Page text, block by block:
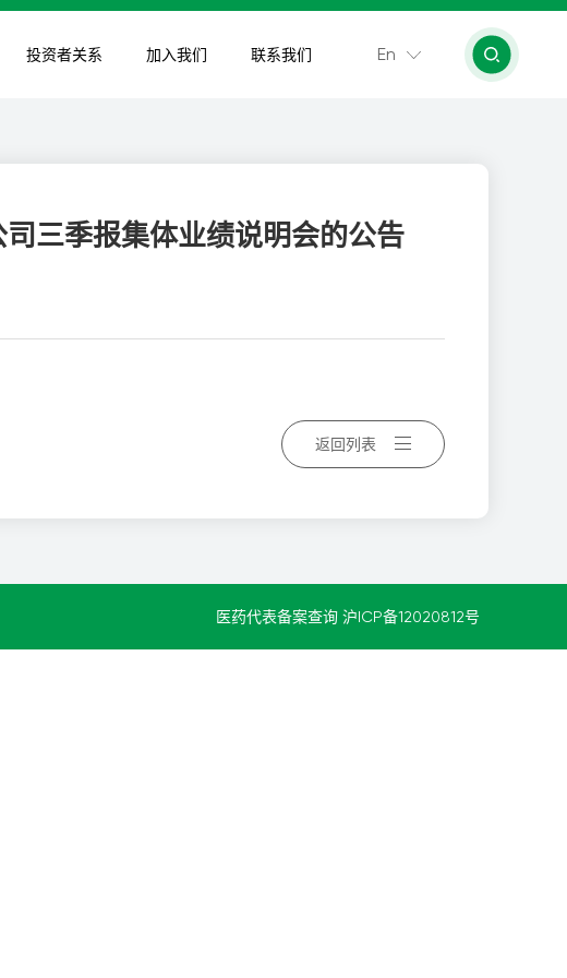
投资者关系 加入我们 联系我们 En
三季报集体业绩说明会的公告
返回列表
医药代表备案查询 沪ICP备12020812号